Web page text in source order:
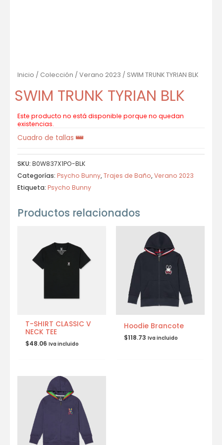
Inicio / Colección / Verano 2023 / SWIM TRUNK TYRIAN BLK
SWIM TRUNK TYRIAN BLK
Este producto no está disponible porque no quedan
existencias.
Cuadro de tallas
SKU: B0W837X1PO-BLK
Categorías: Psycho Bunny,Trajes de Baño,Verano 2023
Etiqueta: Psycho Bunny
Productos relacionados
T-SHIRT CLASSIC V
NECK TEE
$48.06 Iva incluido
Hoodie Brancote
$118.73 Iva incluido